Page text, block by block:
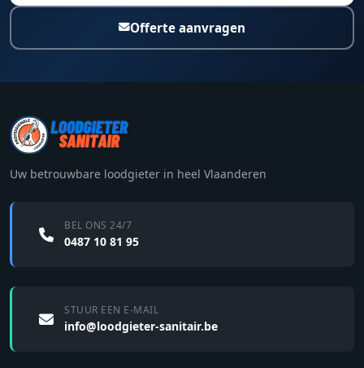
Offerte aanvragen
Uw betrouwbare loodgieter in heel Vlaanderen
BEL ONS 24/7
0487 10 81 95
STUUR EEN E-MAIL
info@loodgieter-sanitair.be